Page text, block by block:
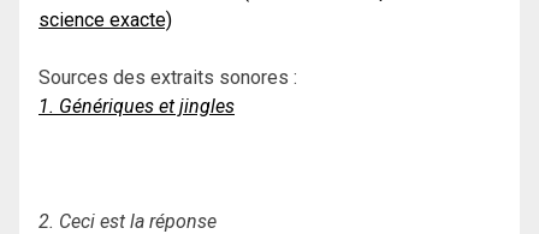
science exacte)
Sources des extraits sonores :
1. Génériques et jingles
2. Ceci est la réponse